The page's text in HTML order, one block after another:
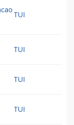
TUI
TUI
TUI
TUI